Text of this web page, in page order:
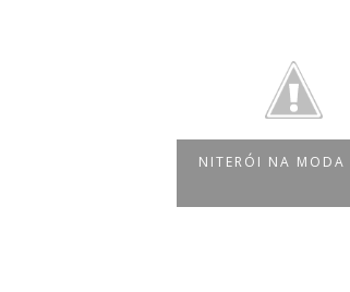
DESFILES
PRIMAVERA/